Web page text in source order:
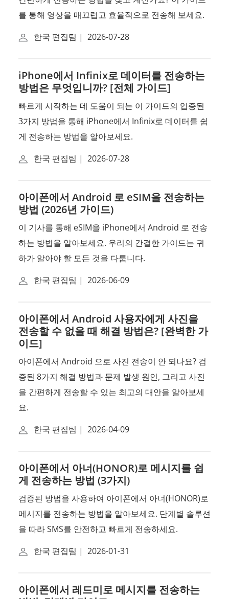
를 통해 영상을 매끄럽고 효율적으로 전송해 보세요.
한국 편집팀 | 2026-07-28
iPhone에서 Infinix로 데이터를 전송하는
방법은 무엇입니까? [전체 가이드]
빠르게 시작하는 데 도움이 되는 이 가이드의 입증된
3가지 방법을 통해 iPhone에서 Infinix로 데이터를 쉽
게 전송하는 방법을 알아보세요.
한국 편집팀 | 2026-07-28
아이폰에서 Android 로 eSIM을 전송하는
방법 (2026년 가이드)
이 기사를 통해 eSIM을 iPhone에서 Android 로 전송
하는 방법을 알아보세요. 우리의 간결한 가이드는 귀
하가 알아야 할 모든 것을 다룹니다.
한국 편집팀 | 2026-06-09
아이폰에서 Android 사용자에게 사진을
전송할 수 없을 때 해결 방법은? [완벽한 가
이드]
아이폰에서 Android 으로 사진 전송이 안 되나요? 검
증된 8가지 해결 방법과 문제 발생 원인, 그리고 사진
을 간편하게 전송할 수 있는 최고의 대안을 알아보세
요.
한국 편집팀 | 2026-04-09
아이폰에서 아너(HONOR)로 메시지를 쉽
게 전송하는 방법 (3가지)
검증된 방법을 사용하여 아이폰에서 아너(HONOR)로
메시지를 전송하는 방법을 알아보세요. 단계별 솔루션
을 따라 SMS를 안전하고 빠르게 전송하세요.
한국 편집팀 | 2026-01-31
아이폰에서 레드미로 메시지를 전송하는